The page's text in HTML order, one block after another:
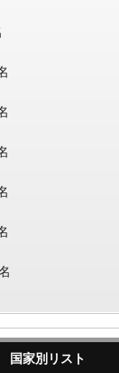
国家別リスト